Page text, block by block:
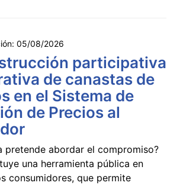
05/08/2026
participativa
de canastas de
en el Sistema de
de Precios al
pretende abordar el compromiso?
una herramienta pública en
consumidores, que permite